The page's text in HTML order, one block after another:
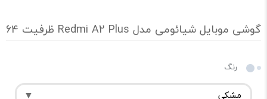
گوشی موبایل شیائومی مدل Redmi A2 Plus ظرفیت 64 گیگابایت و رم 3 گیگابایت (مشکی)
رنگ